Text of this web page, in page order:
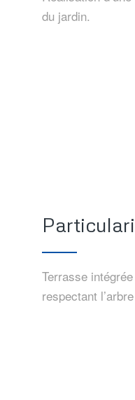
du jardin.
Terrasse
respectant